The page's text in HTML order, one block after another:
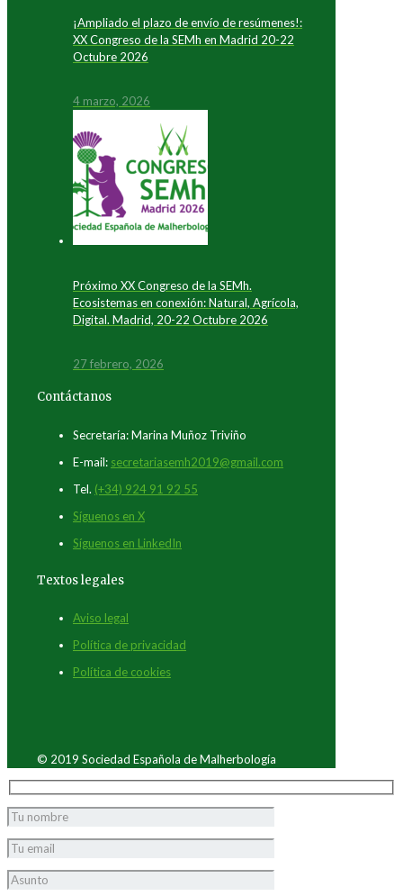
¡Ampliado el plazo de envío de resúmenes!:
XX Congreso de la SEMh en Madrid 20-22
Octubre 2026
4 marzo, 2026
Próximo XX Congreso de la SEMh.
Ecosistemas en conexión: Natural, Agrícola,
Digital. Madrid, 20-22 Octubre 2026
27 febrero, 2026
Contáctanos
Secretaría: Marina Muñoz Triviño
E-mail: secretariasemh2019@gmail.com
Tel. (+34) 924 91 92 55
Síguenos en X
Síguenos en LinkedIn
Textos legales
Aviso legal
Política de privacidad
Política de cookies
© 2019 Sociedad Española de Malherbología